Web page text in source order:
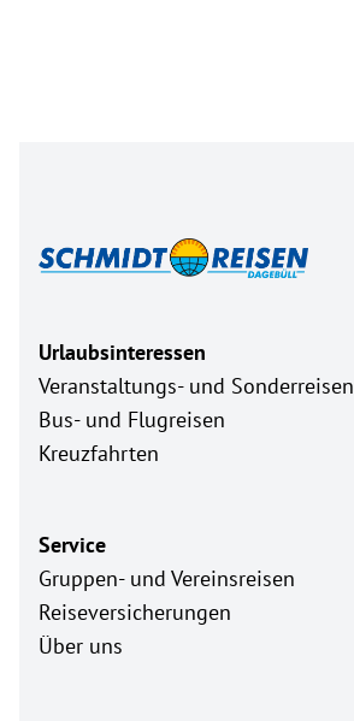
Urlaubsinteressen
Veranstaltungs- und Sonderreisen
Bus- und Flugreisen
Kreuzfahrten
Service
Gruppen- und Vereinsreisen
Reiseversicherungen
Über uns